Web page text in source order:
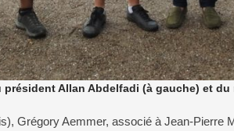
Allan Abdelfadi (à gauche) et du
Grégory Aemmer, associé à Jean-Pierre